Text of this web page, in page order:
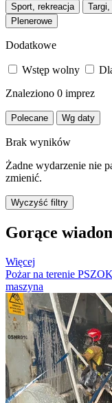
Sport, rekreacja
Plenerowe
Dodatkowe
Wstęp wolny
Znaleziono 0 imprez
Polecane Wg daty
Brak wyników
Żadne wydarzenie nie
zmienić.
Wyczyść filtry
Gorące
Więcej
Pożar na terenie
maszyna